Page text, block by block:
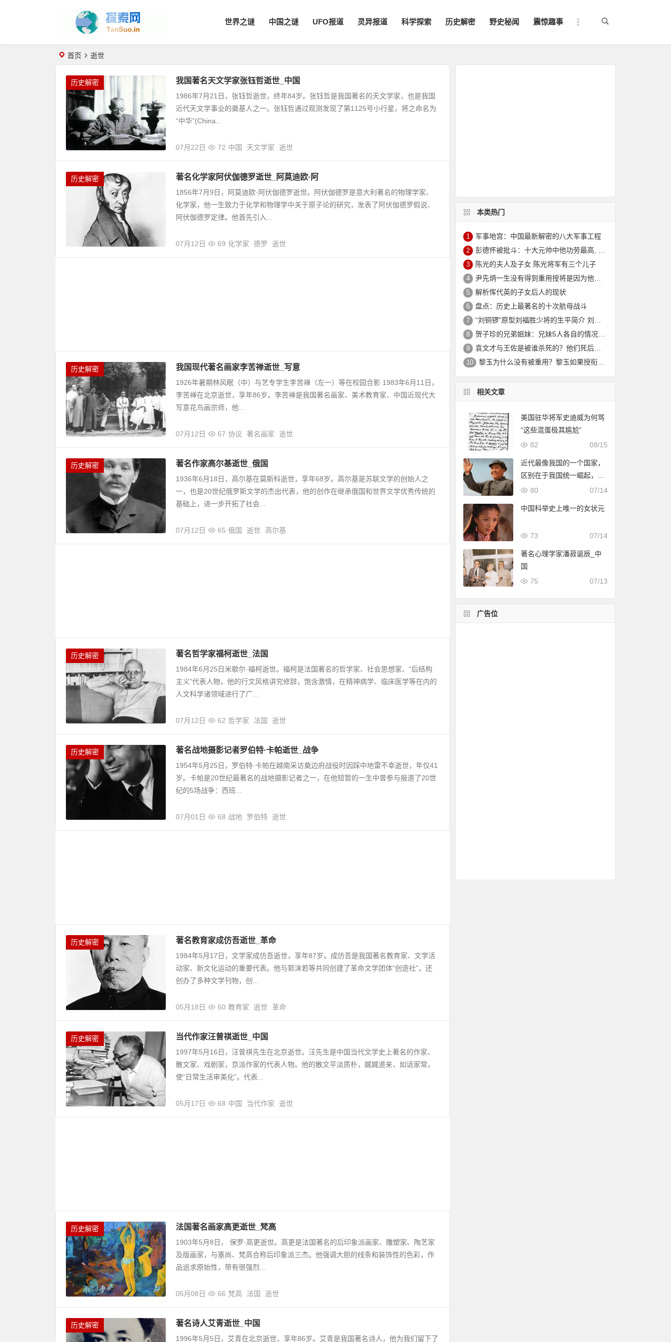
世界之谜 中国之谜 UFO报道 灵异报道 科学探索 历史解密 野史秘闻 震惊趣事
首页 逝世
历史解密 我国著名天文学家张钰哲逝世_中国
1986年7月21日，张钰哲逝世，终年84岁。张钰哲是我国著名的天文学家，也是我国
近代天文学事业的奠基人之一。张钰哲通过观测发现了第1125号小行星，将之命名为
“中华”(China...
07月22日 72 中国 天文学家 逝世
历史解密 著名化学家阿伏伽德罗逝世_阿莫迪欧·阿
1856年7月9日，阿莫迪欧·阿伏伽德罗逝世。阿伏伽德罗是意大利著名的物理学家、
化学家，他一生致力于化学和物理学中关于原子论的研究，发表了阿伏伽德罗假说、
阿伏伽德罗定律。他首先引入...
07月12日 69 化学家 德罗 逝世
历史解密 我国现代著名画家李苦禅逝世_写意
1926年暑期林风眠（中）与艺专学生李苦禅（左一）等在校园合影 1983年6月11日，
李苦禅在北京逝世，享年86岁。李苦禅是我国著名画家、美术教育家、中国近现代大
写意花鸟画宗师，他...
07月12日 67 协议 著名画家 逝世
历史解密 著名作家高尔基逝世_俄国
1936年6月18日，高尔基在莫斯科逝世，享年68岁。高尔基是苏联文学的创始人之
一，也是20世纪俄罗斯文学的杰出代表，他的创作在继承俄国和世界文学优秀传统的
基础上，进一步开拓了社会...
07月12日 65 俄国 逝世 高尔基
历史解密 著名哲学家福柯逝世_法国
1984年6月25日米歇尔·福柯逝世。福柯是法国著名的哲学家、社会思想家、“后结构
主义”代表人物，他的行文风格讲究修辞，饱含激情，在精神病学、临床医学等在内的
人文科学诸领域进行了广...
07月12日 62 哲学家 法国 逝世
历史解密 著名战地摄影记者罗伯特·卡帕逝世_战争
1954年5月25日，罗伯特·卡帕在越南采访奠边府战役时因踩中地雷不幸逝世，年仅41
岁。卡帕是20世纪最著名的战地摄影记者之一，在他短暂的一生中曾参与报道了20世
纪的5场战争：西班...
07月01日 68 战地 罗伯特 逝世
历史解密 著名教育家成仿吾逝世_革命
1984年5月17日，文学家成仿吾逝世，享年87岁。成仿吾是我国著名教育家、文学活
动家、新文化运动的重要代表。他与郭沫若等共同创建了革命文学团体“创造社”，还
创办了多种文学刊物，创...
05月18日 60 教育家 逝世 革命
历史解密 当代作家汪曾祺逝世_中国
1997年5月16日，汪曾祺先生在北京逝世。汪先生是中国当代文学史上著名的作家、
散文家、戏剧家，京派作家的代表人物。他的散文平淡质朴，娓娓道来，如话家常，
使“日常生活审美化”。代表...
05月17日 68 中国 当代作家 逝世
历史解密 法国著名画家高更逝世_梵高
1903年5月8日， 保罗·高更逝世。高更是法国著名的后印象派画家、雕塑家、陶艺家
及版画家，与塞尚、梵高合称后印象派三杰。他强调大胆的线条和装饰性的色彩，作
品追求原始性，带有很强烈...
05月08日 66 梵高 法国 逝世
历史解密 著名诗人艾青逝世_中国
1996年5月5日，艾青在北京逝世，享年86岁。艾青是我国著名诗人，他为我们留下了
本类热门
1 军事地宫：中国最新解密的八大军事工程
2 彭德怀被批斗：十大元帅中他功劳最高, 却被批斗最惨8年囚禁生活
3 陈光的夫人及子女 陈光将军有三个儿子
4 尹先炳一生没有得到重用授将是因为他个人方面有生活作风问题？
5 解析恽代英的子女后人的现状
6 盘点：历史上最著名的十次航母战斗
7 “刘铜锣”原型刘福胜少将的生平简介 刘福胜的老婆是谁？
8 贺子珍的兄弟姐妹：兄妹5人各自的情况介绍
9 袁文才与王佐是被谁杀死的？他们死后其后代情况如何？
10 黎玉为什么没有被重用？黎玉如果授衔会是什么军衔？
相关文章
美国驻华将军史迪威为何骂
“这些混蛋极其尴尬”
08/15
82
近代最像我国的一个国家，
区别在于我国统一崛起，它
却四分五裂
07/14
80
中国科举史上唯一的女状元
07/14
73
著名心理学家潘菽诞辰_中
国
07/13
75
广告位